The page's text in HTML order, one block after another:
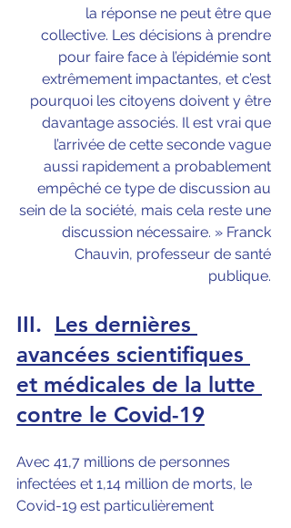
la réponse ne peut être que
collective. Les décisions à prendre
pour faire face à l’épidémie sont
extrêmement impactantes, et c’est
pourquoi les citoyens doivent y être
davantage associés. Il est vrai que
l’arrivée de cette seconde vague
aussi rapidement a probablement
empêché ce type de discussion au
sein de la société, mais cela reste une
discussion nécessaire. » Franck
Chauvin, professeur de santé
publique.
III. Les dernières
avancées scientifiques
et médicales de la lutte
contre le Covid-19
Avec 41,7 millions de personnes
infectées et 1,14 million de morts, le
Covid-19 est particulièrement